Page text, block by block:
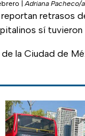
|Adriana Pacheco/
reportan retrasos
sí tuvieron
de la Ciudad de